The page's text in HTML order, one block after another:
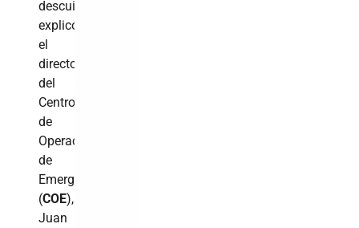
descuidarse”,
explicó
el
director
del
Centro
de
Operaciones
de
Emergencias
(COE),
Juan